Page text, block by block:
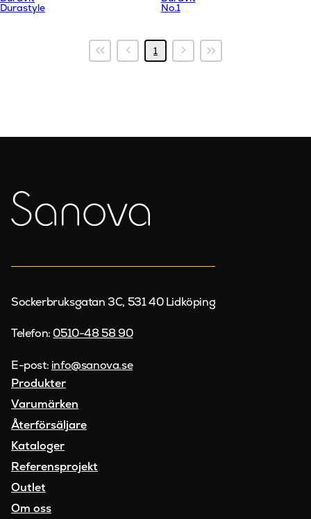
Durastyle No.1
Första
sidan
Föregående
sida
1
Nästa
sida
Sista
sidan
Sockerbruksgatan 3C, 531 40 Lidköping
Telefon: 0510-48 58 90
E-post: info@sanova.se
Produkter
Varumärken
Återförsäljare
Kataloger
Referensprojekt
Outlet
Om oss